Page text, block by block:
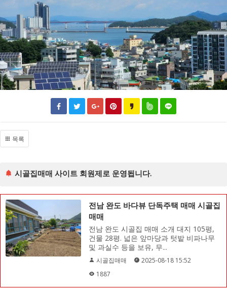
목록
시골집매매 사이트 회원제로 운영됩니다.
전남 완도 바다뷰 단독주택 매매 시골집
매매
전남 완도 시골집 매매 소개 대지 105평,
건물 28평. 넓은 앞마당과 텃밭 비파나무
및 과실수 등을 보유, 무...
시골집매매
2025-08-18 15:52
1887